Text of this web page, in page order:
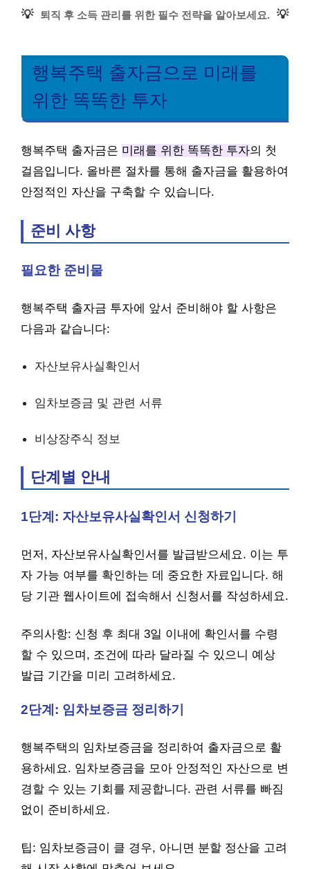
💡 퇴직 후 소득 관리를 위한 필수 전략을 알아보세요. 💡
행복주택 출자금으로 미래를
위한 똑똑한 투자
행복주택 출자금은 미래를 위한 똑똑한 투자의 첫
걸음입니다. 올바른 절차를 통해 출자금을 활용하여
안정적인 자산을 구축할 수 있습니다.
준비 사항
필요한 준비물
행복주택 출자금 투자에 앞서 준비해야 할 사항은
다음과 같습니다:
자산보유사실확인서
임차보증금 및 관련 서류
비상장주식 정보
단계별 안내
1단계: 자산보유사실확인서 신청하기
먼저, 자산보유사실확인서를 발급받으세요. 이는 투
자 가능 여부를 확인하는 데 중요한 자료입니다. 해
당 기관 웹사이트에 접속해서 신청서를 작성하세요.
주의사항: 신청 후 최대 3일 이내에 확인서를 수령
할 수 있으며, 조건에 따라 달라질 수 있으니 예상
발급 기간을 미리 고려하세요.
2단계: 임차보증금 정리하기
행복주택의 임차보증금을 정리하여 출자금으로 활
용하세요. 임차보증금을 모아 안정적인 자산으로 변
경할 수 있는 기회를 제공합니다. 관련 서류를 빠짐
없이 준비하세요.
팁: 임차보증금이 클 경우, 아니면 분할 정산을 고려